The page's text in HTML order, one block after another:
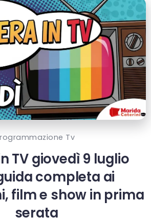
Tv
TV giovedì 9 luglio
completa ai
film e show in prima
serata